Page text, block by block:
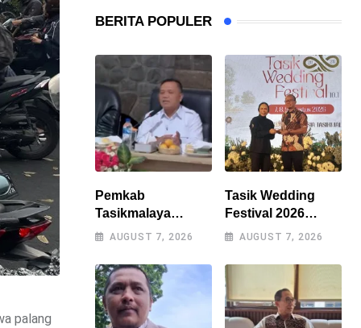
palang
BERITA POPULER
Pemkab
Tasikmalaya
Percepat
Kekeringan,
Sumur Bor Tiap
Kecamatan Jadi
Prioritas
AUGUST 7, 2026
Tasik Wedding
Festival 2026
Resmi Digelar, Wali
Perputaran
Ekonomi Lampaui
Rp15 Miliar
AUGUST 7, 2026